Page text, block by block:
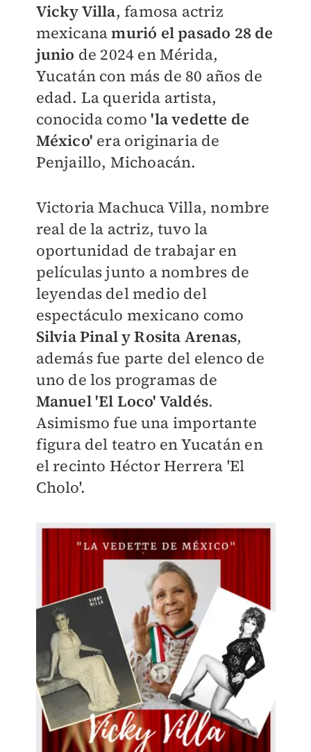
Vicky Villa, famosa actriz
mexicanamurió el pasado 28 de
junio de 2024 en Mérida,
Yucatán con más de 80 años de
edad. La querida artista,
conocida como 'la vedette de
México' era originaria de
Penjaillo, Michoacán.
Victoria Machuca Villa, nombre
real de la actriz, tuvo la
oportunidad de trabajar en
películas junto a nombres de
leyendas del medio del
espectáculo mexicano como
Silvia Pinal y Rosita Arenas,
además fue parte del elenco de
uno de los programas de
Manuel 'El Loco' Valdés.
Asimismo fue una importante
figura del teatro en Yucatán en
el recinto Héctor Herrera 'El
Cholo'.